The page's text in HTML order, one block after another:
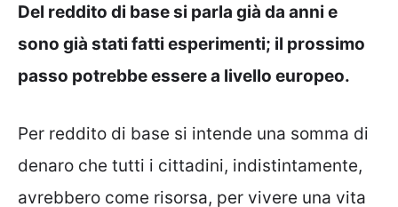
Del reddito di base si parla già da anni e
sono già stati fatti esperimenti; il prossimo
passo potrebbe essere a livello europeo.
Per reddito di base si intende una somma di
denaro che tutti i cittadini, indistintamente,
avrebbero come risorsa, per vivere una vita